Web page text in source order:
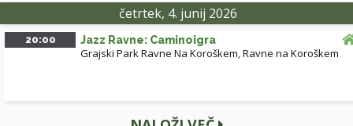
četrtek, 4. junij 2026
20:00 Jazz Ravne: Caminoigra
Grajski Park Ravne Na Koroškem,Ravne na Koroškem